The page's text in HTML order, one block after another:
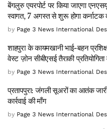
बेंगलुरु एयरपोर्ट पर किया जाएगा
स्वागत, 7 अगस्त से शुरू होगा कर्नाटक
by Page 3 News International
शाहपुरा के कायमखानी भाई-बहन
वेस्ट ज़ोन सीबीएसई तैराकी
by Page 3 News International
प्रतापपुरा: जंगली सूअरों का आतंक
कार्रवाई की माँग
by Page 3 News International